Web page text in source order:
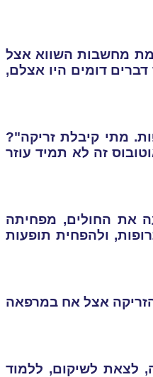
מחשבות השווא אצל
דומים היו אצלם,
מתי קיבלת זריקה"?
זה לא תמיד עוזר
את החולים, מפחיתה
ולהפחית תופעות
אצל אח במרפאה
לצאת לשיקום, ללמוד